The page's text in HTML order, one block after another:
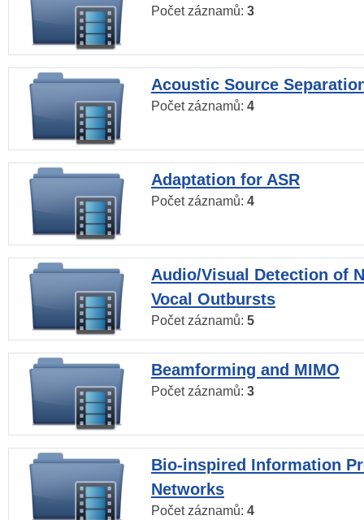
Počet záznamů: 3
Acoustic Source
Počet záznamů: 4
Adaptation for ASR
Počet záznamů: 4
Audio/Visual Detection of
Vocal Outbursts
Počet záznamů: 5
Beamforming and MIMO
Počet záznamů: 3
Bio-inspired Information
Networks
Počet záznamů: 4